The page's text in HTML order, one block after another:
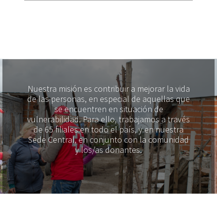
Nuestra misión es contribuir a mejorar la vida
de las personas, en especial de aquellas que
se encuentren en situación de
vulnerabilidad. Para ello, trabajamos a través
de 65 filiales en todo el país, y en nuestra
Sede Central, en conjunto con la comunidad
y los/as donantes.